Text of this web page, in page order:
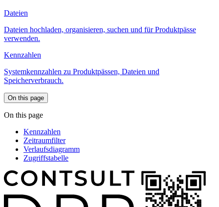
Dateien
Dateien hochladen, organisieren, suchen und für Produktpässe
verwenden.
Kennzahlen
Systemkennzahlen zu Produktpässen, Dateien und
Speicherverbrauch.
On this page
On this page
Kennzahlen
Zeitraumfilter
Verlaufsdiagramm
Zugriffstabelle